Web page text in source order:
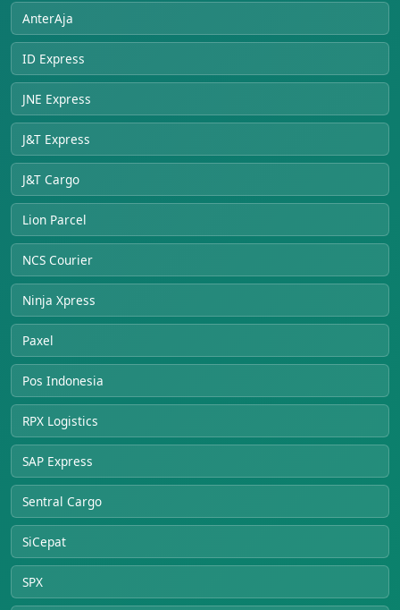
AnterAja
ID Express
JNE Express
J&T Express
J&T Cargo
Lion Parcel
NCS Courier
Ninja Xpress
Paxel
Pos Indonesia
RPX Logistics
SAP Express
Sentral Cargo
SiCepat
SPX